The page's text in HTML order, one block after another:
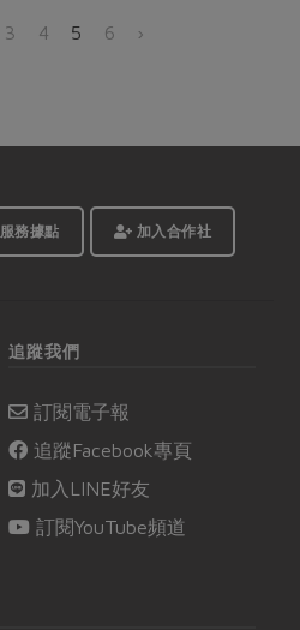
3 4 5 6 ›
服務據點 加入合作社
追蹤我們
訂閱電子報
追蹤Facebook專頁
加入LINE好友
訂閱YouTube頻道